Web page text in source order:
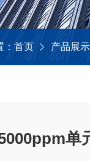
首页 产品展示
单